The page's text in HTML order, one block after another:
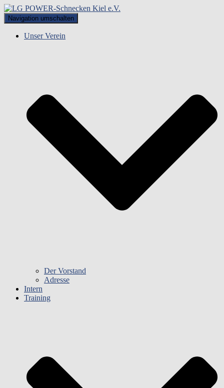
Navigation umschalten
Unser Verein
Der Vorstand
Adresse
Intern
Training